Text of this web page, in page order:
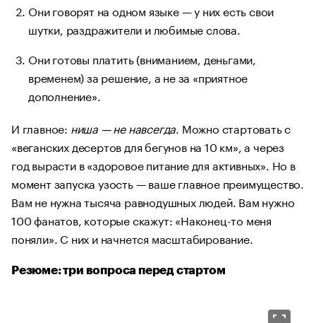
Они говорят на одном языке — у них есть свои
шутки, раздражители и любимые слова.
Они готовы платить (вниманием, деньгами,
временем) за решение, а не за «приятное
дополнение».
И главное: ниша — не навсегда . Можно стартовать с
«веганских десертов для бегунов на 10 км», а через
год вырасти в «здоровое питание для активных». Но в
момент запуска узость — ваше главное преимущество.
Вам не нужна тысяча равнодушных людей. Вам нужно
100 фанатов, которые скажут: «Наконец-то меня
поняли». С них и начнется масштабирование.
Резюме: три вопроса перед стартом